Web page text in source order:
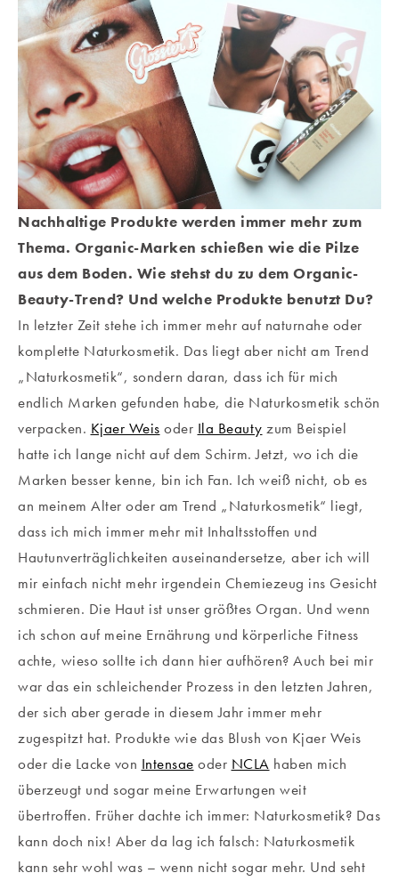
Nachhaltige Produkte werden immer mehr zum
Thema. Organic-Marken schießen wie die Pilze
aus dem Boden. Wie stehst du zu dem Organic-
Beauty-Trend? Und welche Produkte benutzt Du?
In letzter Zeit stehe ich immer mehr auf naturnahe oder
komplette Naturkosmetik. Das liegt aber nicht am Trend
„Naturkosmetik“, sondern daran, dass ich für mich
endlich Marken gefunden habe, die Naturkosmetik schön
verpacken. Kjaer Weis oder Ila Beauty zum Beispiel
hatte ich lange nicht auf dem Schirm. Jetzt, wo ich die
Marken besser kenne, bin ich Fan. Ich weiß nicht, ob es
an meinem Alter oder am Trend „Naturkosmetik“ liegt,
dass ich mich immer mehr mit Inhaltsstoffen und
Hautunverträglichkeiten auseinandersetze, aber ich will
mir einfach nicht mehr irgendein Chemiezeug ins Gesicht
schmieren. Die Haut ist unser größtes Organ. Und wenn
ich schon auf meine Ernährung und körperliche Fitness
achte, wieso sollte ich dann hier aufhören? Auch bei mir
war das ein schleichender Prozess in den letzten Jahren,
der sich aber gerade in diesem Jahr immer mehr
zugespitzt hat. Produkte wie das Blush von Kjaer Weis
oder die Lacke von Intensae oder NCLA haben mich
überzeugt und sogar meine Erwartungen weit
übertroffen. Früher dachte ich immer: Naturkosmetik? Das
kann doch nix! Aber da lag ich falsch: Naturkosmetik
kann sehr wohl was – wenn nicht sogar mehr. Und seht